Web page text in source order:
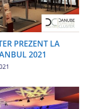
PREZENT LA
2021